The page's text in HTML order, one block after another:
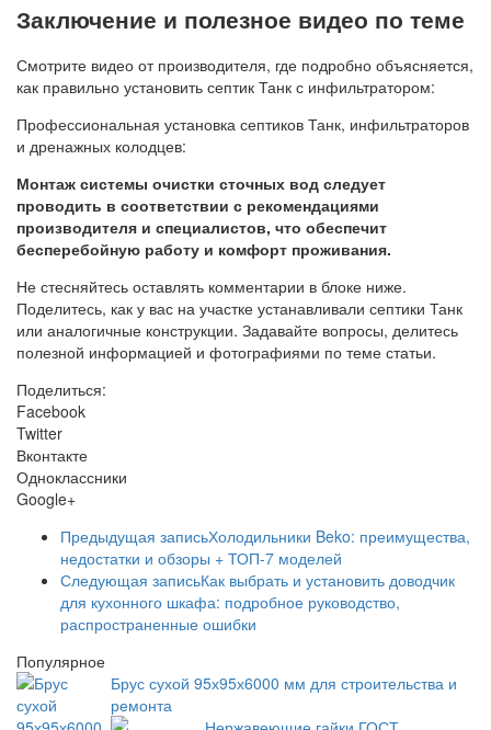
Заключение и полезное видео по теме
Смотрите видео от производителя, где подробно объясняется,
как правильно установить септик Танк с инфильтратором:
Профессиональная установка септиков Танк, инфильтраторов
и дренажных колодцев:
Монтаж системы очистки сточных вод следует
проводить в соответствии с рекомендациями
производителя и специалистов, что обеспечит
бесперебойную работу и комфорт проживания.
Не стесняйтесь оставлять комментарии в блоке ниже.
Поделитесь, как у вас на участке устанавливали септики Танк
или аналогичные конструкции. Задавайте вопросы, делитесь
полезной информацией и фотографиями по теме статьи.
Поделиться:
Facebook
Twitter
Вконтакте
Одноклассники
Google+
Предыдущая записьХолодильники Beko: преимущества,
недостатки и обзоры + ТОП-7 моделей
Следующая записьКак выбрать и установить доводчик
для кухонного шкафа: подробное руководство,
распространенные ошибки
Популярное
Брус сухой 95х95х6000 мм для строительства и
ремонта